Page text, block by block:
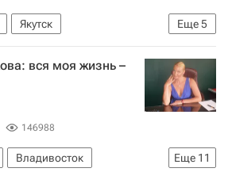
Еще5
Якутск
Весь мир
Европа
Россия
вся моя жизнь –
146988
Еще 11
Владивосток